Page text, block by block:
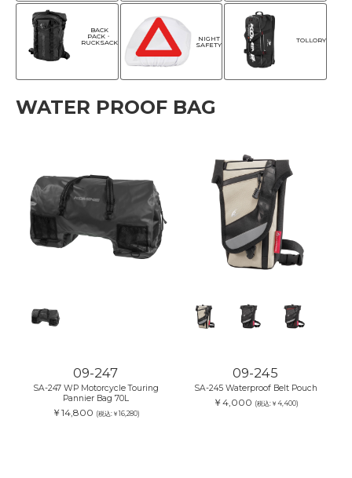
BACK
PACK・
RUCKSACK
NIGHT
SAFETY
TOLLORY
WATER PROOF BAG
09-247
SA-247 WP Motorcycle Touring
Pannier Bag 70L
￥14,800 (税込:￥16,280)
09-245
SA-245 Waterproof Belt Pouch
￥4,000 (税込:￥4,400)